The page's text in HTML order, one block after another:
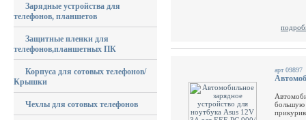
Зарядные устройства для
телефонов, планшетов
Защитные пленки для
телефонов,планшетных ПК
Корпуса для сотовых телефонов/
Крышки
Чехлы для сотовых телефонов
арт 09897
большую